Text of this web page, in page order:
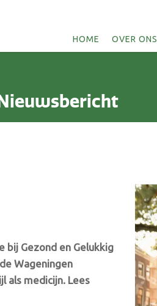
HOME OVER ONS
bij Gezond en Gelukkig
Wageningen
als medicijn. Lees